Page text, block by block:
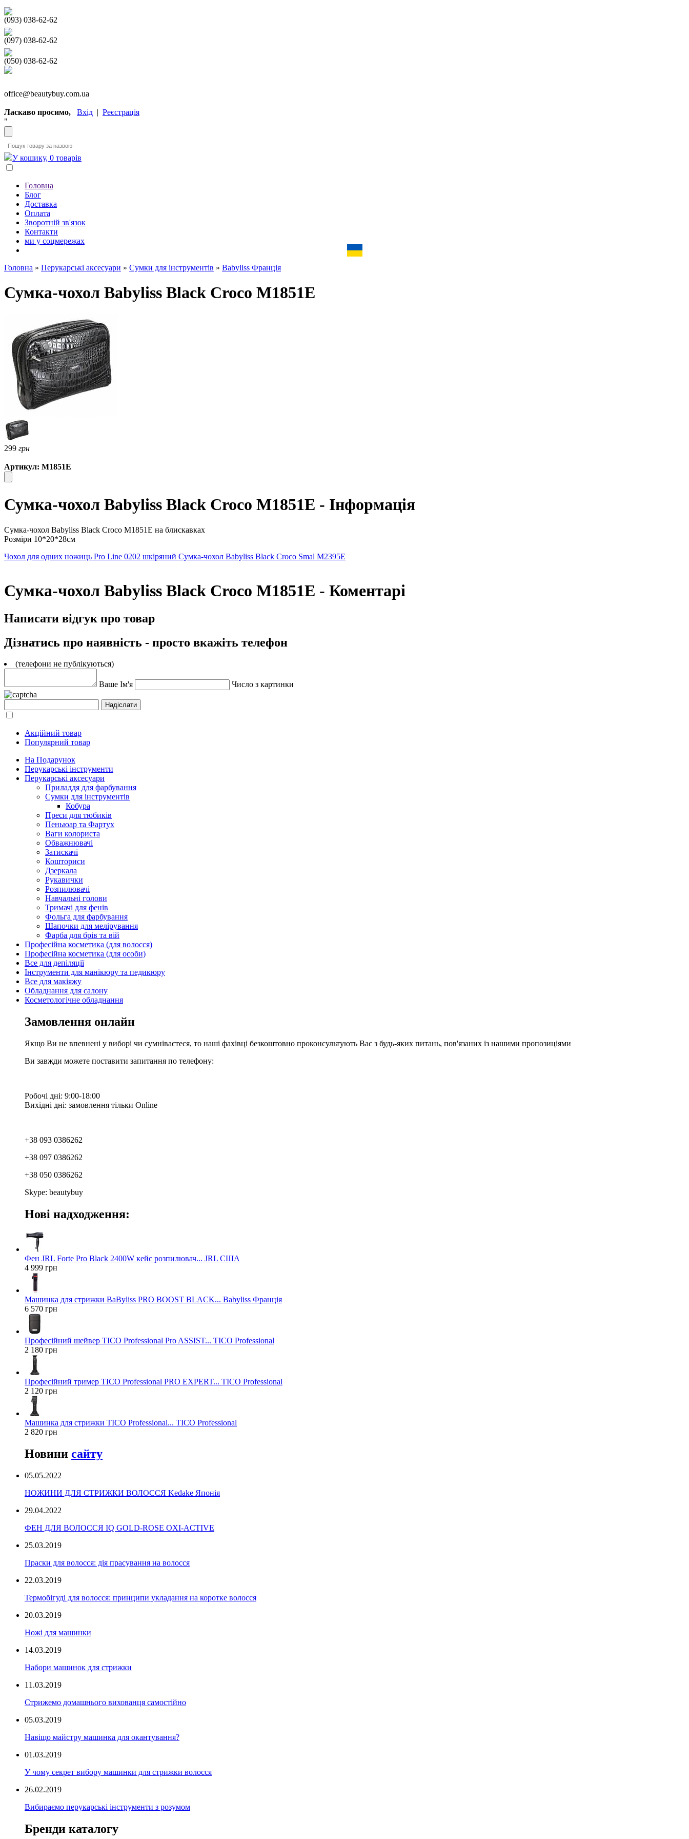
(093) 038-62-62
(097) 038-62-62
(050) 038-62-62
office@beautybuy.com.ua
Ласкаво просимо, Вхід | Реєстрація
"
У кошику, 0 товарів
Головна
Блог
Доставка
Оплата
Зворотній зв'язок
Контакти
ми у соцмережах
Головна » Перукарські аксесуари » Сумки для інструментів » Babyliss Франція
Сумка-чохол Babyliss Black Croco M1851E
299 грн
Артикул: M1851E
Сумка-чохол Babyliss Black Croco M1851E - Інформація
Сумка-чохол Babyliss Black Croco M1851E на блискавках
Розміри 10*20*28см
Чохол для одних ножиць Pro Line 0202 шкіряний Сумка-чохол Babyliss Black Croco Smal M2395E
Сумка-чохол Babyliss Black Croco M1851E - Коментарі
Написати відгук про товар
Дізнатись про наявність - просто вкажіть телефон
(телефони не публікуються)
Ваше Ім'я Число з картинки
Акційний товар
Популярний товар
На Подарунок
Перукарські інструменти
Перукарські аксесуари
Приладдя для фарбування
Сумки для інструментів
Кобура
Преси для тюбиків
Пеньюар та Фартух
Ваги колориста
Обважнювачі
Затискачі
Кошториси
Дзеркала
Рукавички
Розпилювачі
Навчальні голови
Тримачі для фенів
Фольга для фарбування
Шапочки для мелірування
Фарба для брів та вій
Професійна косметика (для волосся)
Професійна косметика (для особи)
Все для депіляції
Інструменти для манікюру та педикюру
Все для макіяжу
Обладнання для салону
Косметологічне обладнання
Замовлення онлайн
Якщо Ви не впевнені у виборі чи сумніваєтеся, то наші фахівці безкоштовно проконсультують Вас з будь-яких питань, пов'язаних із нашими пропозиціями
Ви завжди можете поставити запитання по телефону:
Робочі дні: 9:00-18:00
Вихідні дні: замовлення тільки Online
+38 093 0386262
+38 097 0386262
+38 050 0386262
Skype: beautybuy
Нові надходження:
Фен JRL Forte Pro Black 2400W кейс розпилювач... JRL США
4 999 грн
Машинка для стрижки BaByliss PRO BOOST BLACK... Babyliss Франція
6 570 грн
Професійний шейвер TICO Professional Pro ASSIST... TICO Professional
2 180 грн
Професійний тример TICO Professional PRO EXPERT... TICO Professional
2 120 грн
Машинка для стрижки TICO Professional... TICO Professional
2 820 грн
Новини сайту
05.05.2022
НОЖИНИ ДЛЯ СТРИЖКИ ВОЛОССЯ Kedake Японія
29.04.2022
ФЕН ДЛЯ ВОЛОССЯ IQ GOLD-ROSE OXI-ACTIVE
25.03.2019
Праски для волосся: дія прасування на волосся
22.03.2019
Термобігуді для волосся: принципи укладання на коротке волосся
20.03.2019
Ножі для машинки
14.03.2019
Набори машинок для стрижки
11.03.2019
Стрижемо домашнього вихованця самостійно
05.03.2019
Навіщо майстру машинка для окантування?
01.03.2019
У чому секрет вибору машинки для стрижки волосся
26.02.2019
Вибираємо перукарські інструменти з розумом
Бренди каталогу